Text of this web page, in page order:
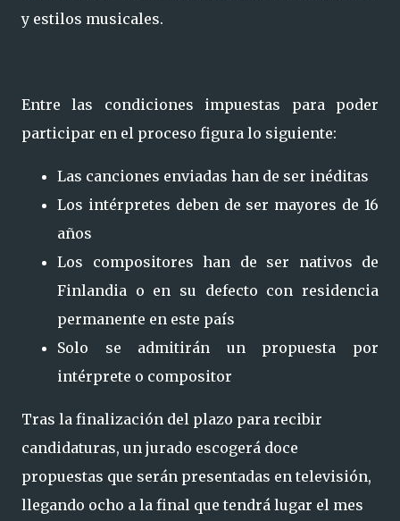
y estilos musicales.
Entre las condiciones impuestas para poder
participar en el proceso figura lo siguiente:
Las canciones enviadas han de ser inéditas
Los intérpretes deben de ser mayores de 16
años
Los compositores han de ser nativos de
Finlandia o en su defecto con residencia
permanente en este país
Solo se admitirán un propuesta por
intérprete o compositor
Tras la finalización del plazo para recibir
candidaturas, un jurado escogerá doce
propuestas que serán presentadas en televisión,
llegando ocho a la final que tendrá lugar el mes